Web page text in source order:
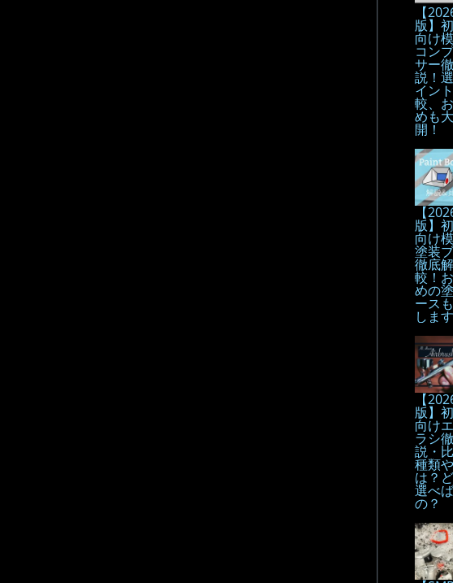
【
版】
向け
コン
サー
説！
イン
較、
めも
開！
【
版】
向け
塗装
徹底
較！
めの
ース
しま
【
版】
向け
ラシ
説・
種類
は？
選べ
の？